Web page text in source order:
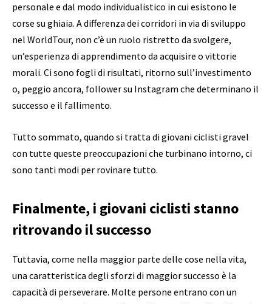
personale e dal modo individualistico in cui esistono le
corse su ghiaia. A differenza dei corridori in via di sviluppo
nel WorldTour, non c’è un ruolo ristretto da svolgere,
un’esperienza di apprendimento da acquisire o vittorie
morali. Ci sono fogli di risultati, ritorno sull’investimento
o, peggio ancora, follower su Instagram che determinano il
successo e il fallimento.
Tutto sommato, quando si tratta di giovani ciclisti gravel
con tutte queste preoccupazioni che turbinano intorno, ci
sono tanti modi per rovinare tutto.
Finalmente, i giovani ciclisti stanno
ritrovando il successo
Tuttavia, come nella maggior parte delle cose nella vita,
una caratteristica degli sforzi di maggior successo è la
capacità di perseverare. Molte persone entrano con un